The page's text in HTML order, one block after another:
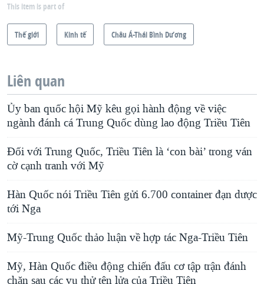
This item is part of
Thế giới Kinh tế Châu Á-Thái Bình Dương
Liên quan
Ủy ban quốc hội Mỹ kêu gọi hành động về việc
ngành đánh cá Trung Quốc dùng lao động Triều Tiên
Đối với Trung Quốc, Triều Tiên là ‘con bài’ trong ván
cờ cạnh tranh với Mỹ
Hàn Quốc nói Triều Tiên gửi 6.700 container đạn dược
tới Nga
Mỹ-Trung Quốc thảo luận về hợp tác Nga-Triều Tiên
Mỹ, Hàn Quốc điều động chiến đấu cơ tập trận đánh
chặn sau các vụ thử tên lửa của Triều Tiên